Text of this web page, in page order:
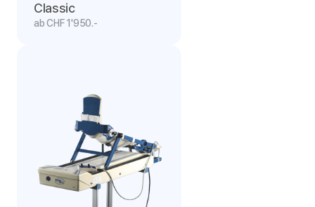
Classic
ab CHF 1'950.-